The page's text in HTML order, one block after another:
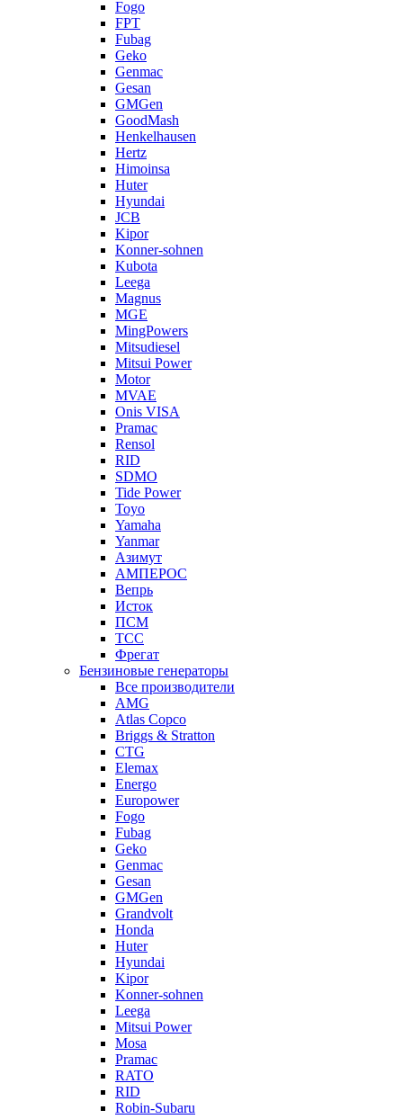
Fogo
FPT
Fubag
Geko
Genmac
Gesan
GMGen
GoodMash
Henkelhausen
Hertz
Himoinsa
Huter
Hyundai
JCB
Kipor
Konner-sohnen
Kubota
Leega
Magnus
MGE
MingPowers
Mitsudiesel
Mitsui Power
Motor
MVAE
Onis VISA
Pramac
Rensol
RID
SDMO
Tide Power
Toyo
Yamaha
Yanmar
Азимут
АМПЕРОС
Вепрь
Исток
ПСМ
ТСС
Фрегат
Бензиновые генераторы
Все производители
AMG
Atlas Copco
Briggs & Stratton
CTG
Elemax
Energo
Europower
Fogo
Fubag
Geko
Genmac
Gesan
GMGen
Grandvolt
Honda
Huter
Hyundai
Kipor
Konner-sohnen
Leega
Mitsui Power
Mosa
Pramac
RATO
RID
Robin-Subaru